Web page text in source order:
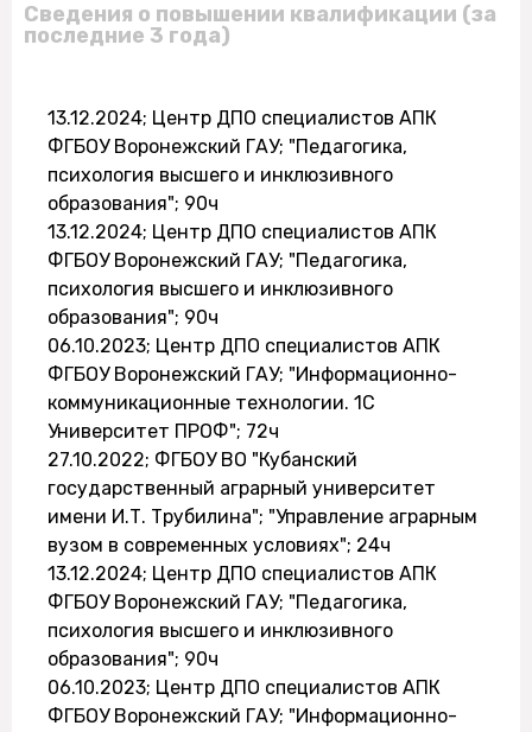
Сведения о повышении квалификации (за
последние 3 года)
13.12.2024; Центр ДПО специалистов АПК
ФГБОУ Воронежский ГАУ; "Педагогика,
психология высшего и инклюзивного
образования"; 90ч
13.12.2024; Центр ДПО специалистов АПК
ФГБОУ Воронежский ГАУ; "Педагогика,
психология высшего и инклюзивного
образования"; 90ч
06.10.2023; Центр ДПО специалистов АПК
ФГБОУ Воронежский ГАУ; "Информационно-
коммуникационные технологии. 1С
Университет ПРОФ"; 72ч
27.10.2022; ФГБОУ ВО "Кубанский
государственный аграрный университет
имени И.Т. Трубилина"; "Управление аграрным
вузом в современных условиях"; 24ч
13.12.2024; Центр ДПО специалистов АПК
ФГБОУ Воронежский ГАУ; "Педагогика,
психология высшего и инклюзивного
образования"; 90ч
06.10.2023; Центр ДПО специалистов АПК
ФГБОУ Воронежский ГАУ; "Информационно-